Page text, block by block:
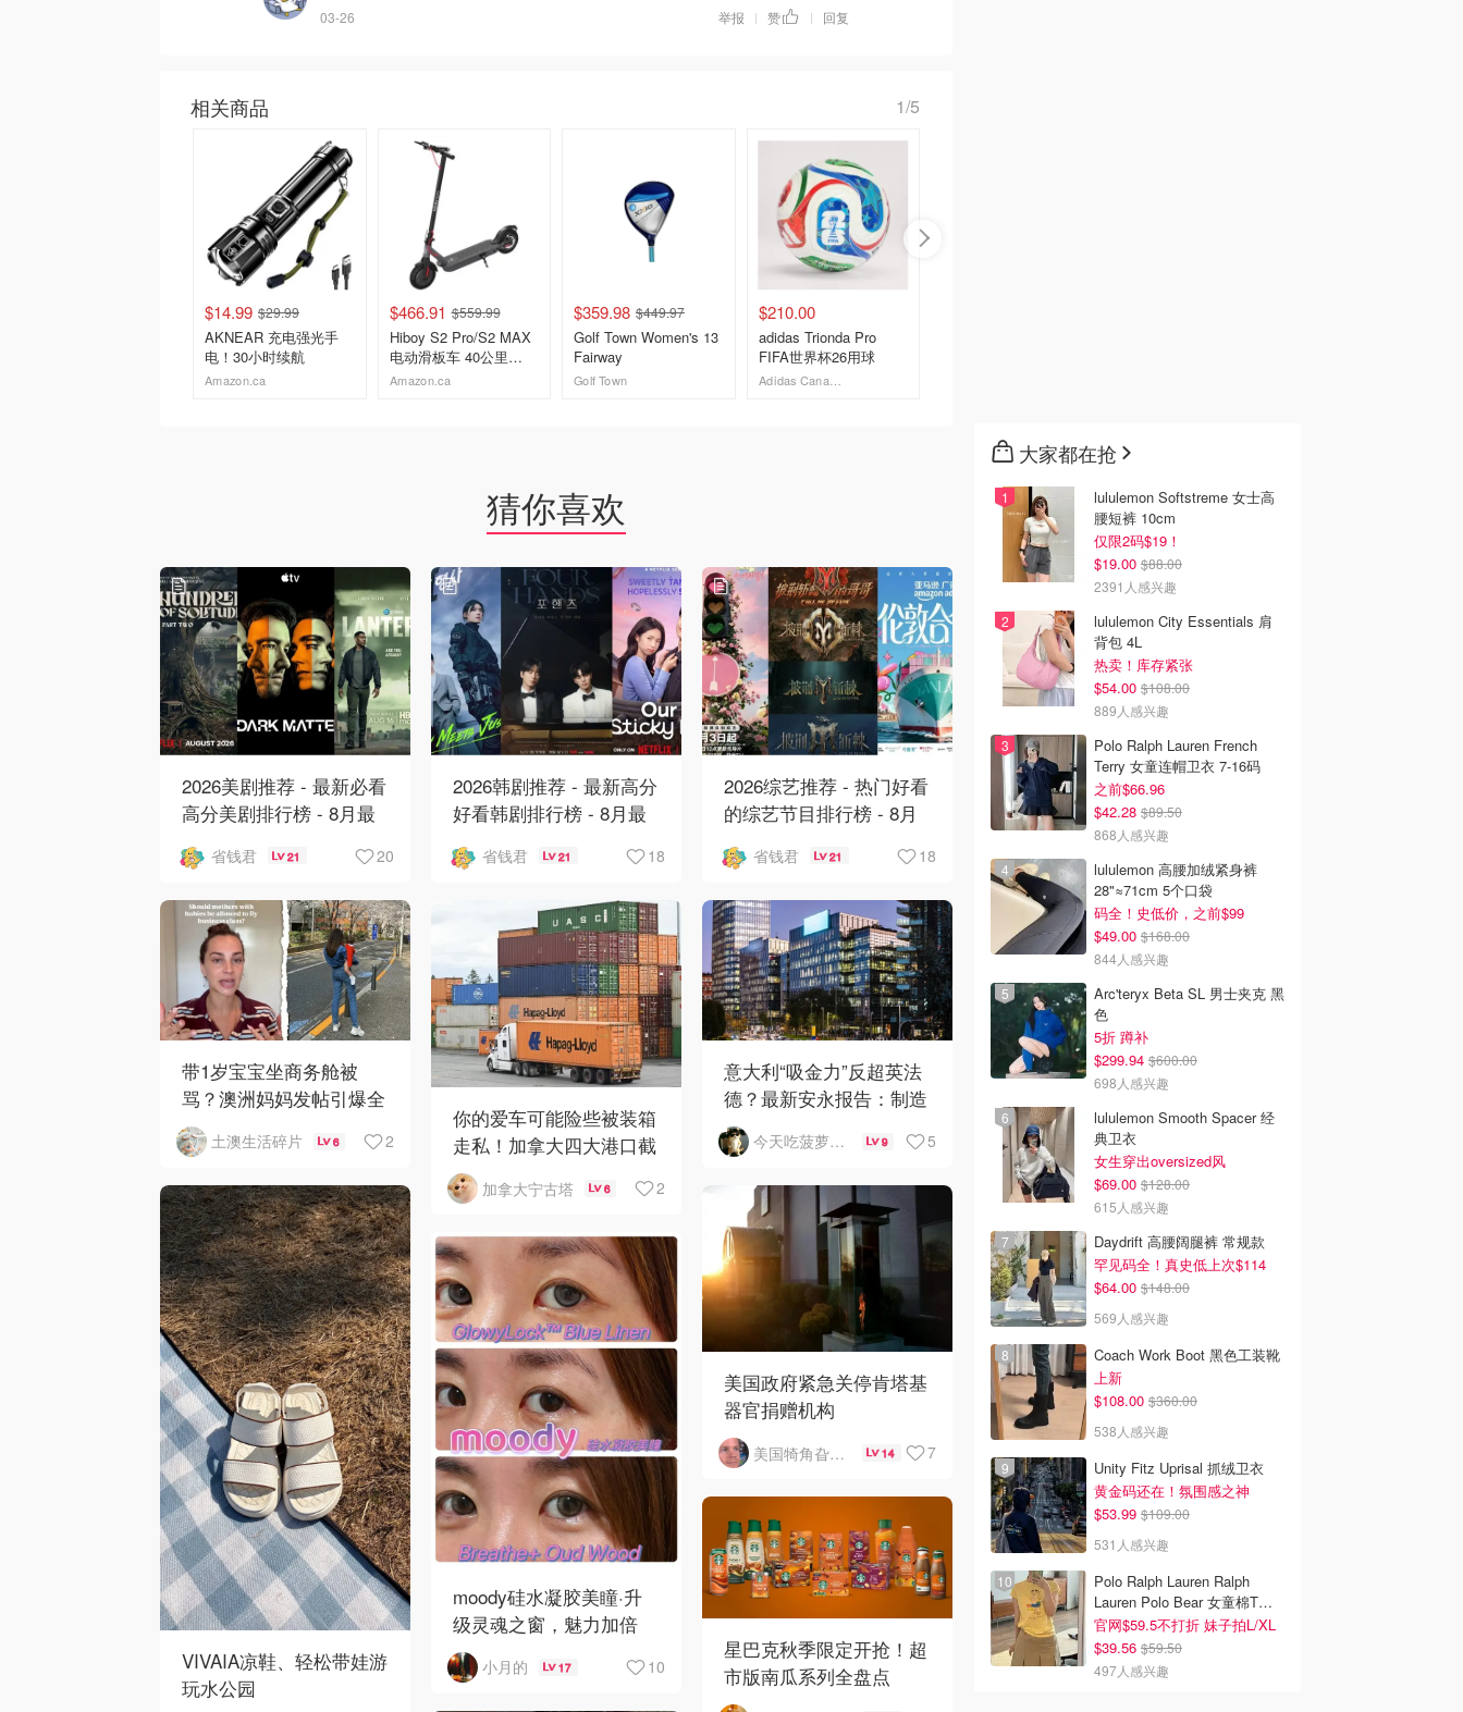
03-26 举报 | 赞 | 回复
相关商品 1/5
$14.99 $29.99
AKNEAR 充电强光手
电！30小时续航
Amazon.ca
$466.91 $559.99
Hiboy S2 Pro/S2 MAX
电动滑板车 40公里
500W 10英寸
Amazon.ca
$359.98 $449.97
Golf Town Women's 13
Fairway
Golf Town
$210.00
adidas Trionda Pro
FIFA世界杯26用球
猜你喜欢
2026美剧推荐 - 最新必看
高分美剧排行榜 - 8月最
回归！
省钱君 21 20
2026韩剧推荐 - 最新高分
好看韩剧排行榜 - 8月最
爱 》上线❣️
省钱君 21 18
2026综艺推荐 - 热门好看
的综艺节目排行榜 - 8月
归啦省钱君 21 18
带1岁宝宝坐商务舱被
骂？澳洲妈妈发帖引爆全
网争议
土澳生活碎片 6 2
你的爱车可能险些被装箱
走私！加拿大四大港口截
获近400辆豪车
加拿大宁古塔 6 2
意大利“吸金力”反超英法
德？最新安永报告：制造
业与AI成投资新宠！
今天吃菠萝披萨了吗 9 5
VIVAIA凉鞋、轻松带娃游
玩水公园
美国政府紧急关停肯塔基
器官捐赠机构
美国犄角旮旯新鲜事 14 7
moody硅水凝胶美瞳·升
级灵魂之窗，魅力加倍
小月的 17 10
星巴克秋季限定开抢！超
市版南瓜系列全盘点
大家都在抢
lululemon Softstreme 女士高
腰短裤 10cm
仅限2码$19！
$19.00 $88.00
2391人感兴趣
lululemon City Essentials 肩
背包 4L
热卖！库存紧张
$54.00 $108.00
889人感兴趣
Polo Ralph Lauren French
Terry 女童连帽卫衣 7-16码
之前$66.96
$42.28 $89.50
868人感兴趣
lululemon 高腰加绒紧身裤
28"≈71cm 5个口袋
码全！史低价，之前$99
$49.00 $168.00
844人感兴趣
Arc'teryx Beta SL 男士夹克 黑
色
5折 蹲补
$299.94 $600.00
698人感兴趣
lululemon Smooth Spacer 经
典卫衣
女生穿出oversized风
$69.00 $128.00
615人感兴趣
Daydrift 高腰阔腿裤 常规款
罕见码全！真史低上次$114
$64.00 $148.00
569人感兴趣
Coach Work Boot 黑色工装靴
上新
$108.00 $360.00
538人感兴趣
Unity Fitz Uprisal 抓绒卫衣
黄金码还在！氛围感之神
$53.99 $109.00
531人感兴趣
Polo Ralph Lauren Ralph
Lauren Polo Bear 女童棉T恤
染色 1件
官网$59.5不打折 妹子拍L/XL
$39.56 $59.50
497人感兴趣